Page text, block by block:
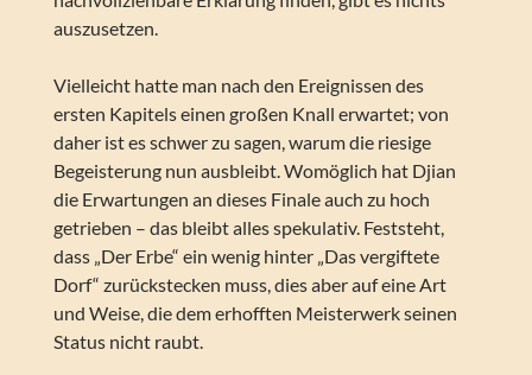
auszusetzen.
Vielleicht hatte man nach den Ereignissen des
ersten Kapitels einen großen Knall erwartet; von
daher ist es schwer zu sagen, warum die riesige
Begeisterung nun ausbleibt. Womöglich hat Djian
die Erwartungen an dieses Finale auch zu hoch
getrieben – das bleibt alles spekulativ. Feststeht,
dass „Der Erbe“ ein wenig hinter „Das vergiftete
Dorf“ zurückstecken muss, dies aber auf eine Art
und Weise, die dem erhofften Meisterwerk seinen
Status nicht raubt.